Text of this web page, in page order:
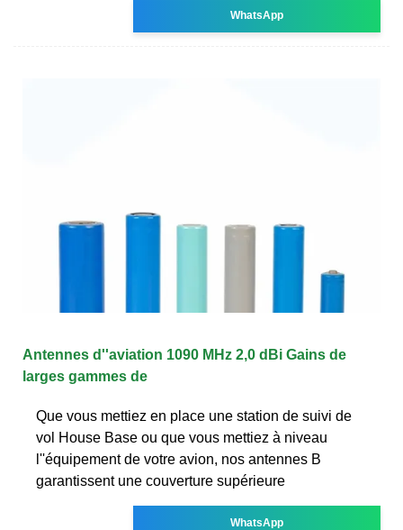
WhatsApp
Antennes d''aviation 1090 MHz 2,0 dBi Gains de
larges gammes de
Que vous mettiez en place une station de suivi de
vol House Base ou que vous mettiez à niveau
l''équipement de votre avion, nos antennes B
garantissent une couverture supérieure
WhatsApp